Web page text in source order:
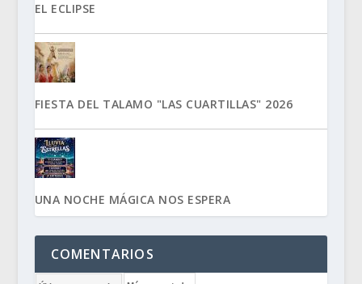
EL ECLIPSE
FIESTA DEL TALAMO "LAS CUARTILLAS" 2026
UNA NOCHE MÁGICA NOS ESPERA
COMENTARIOS